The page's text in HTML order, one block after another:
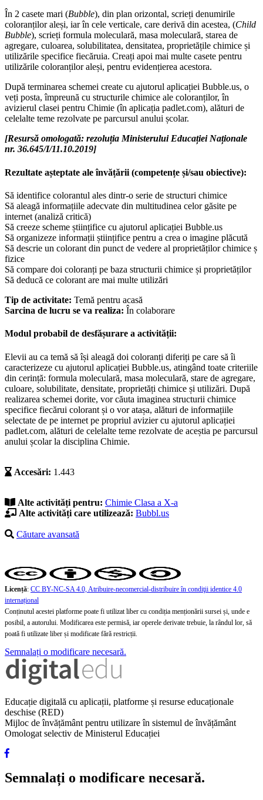
În 2 casete mari (Bubble), din plan orizontal, scrieți denumirile
coloranților aleși, iar în cele verticale, care derivă din acestea, (Child
Bubble), scrieți formula moleculară, masa moleculară, starea de
agregare, culoarea, solubilitatea, densitatea, proprietățile chimice și
utilizările specifice fiecăruia. Creați apoi mai multe casete pentru
utilizările coloranților aleși, pentru evidențierea acestora.
După terminarea schemei create cu ajutorul aplicației Bubble.us, o
veți posta, împreună cu structurile chimice ale coloranților, în
avizierul clasei pentru Chimie (în aplicația padlet.com), alături de
celelalte teme rezolvate pe parcursul anului școlar.
[Resursă omologată: rezoluția Ministerului Educației Naționale
nr. 36.645/I/11.10.2019]
Rezultate așteptate ale învățării (competențe și/sau obiective):
Să identifice colorantul ales dintr-o serie de structuri chimice
Să aleagă informațiile adecvate din multitudinea celor găsite pe
internet (analiză critică)
Să creeze scheme științifice cu ajutorul aplicației Bubble.us
Să organizeze informații științifice pentru a crea o imagine plăcută
Să descrie un colorant din punct de vedere al proprietăților chimice ș
fizice
Să compare doi coloranți pe baza structurii chimice și proprietăților
Să deducă ce colorant are mai multe utilizări
Tip de activitate: Temă pentru acasă
Sarcina de lucru se va realiza: În colaborare
Modul probabil de desfășurare a activității:
Elevii au ca temă să își aleagă doi coloranți diferiți pe care să îi
caracterizeze cu ajutorul aplicației Bubble.us, atingând toate criteriile
din cerință: formula moleculară, masa moleculară, stare de agregare,
culoare, solubilitate, densitate, proprietăți chimice și utilizări. După
realizarea schemei dorite, vor căuta imaginea structurii chimice
specifice fiecărui colorant și o vor atașa, alături de informațiile
selectate de pe internet pe propriul avizier cu ajutorul aplicației
padlet.com, alături de celelalte teme rezolvate de aceștia pe parcursul
anului școlar la disciplina Chimie.
Accesări: 1.443
Alte activități pentru: Chimie Clasa a X-a
Alte activități care utilizează: Bubbl.us
Căutare avansată
Licență: CC BY-NC-SA 4.0, Atribuire-necomercial-distribuire în condiţii identice 4.0
internațional
Conținutul acestei platforme poate fi utilizat liber cu condiția menționării sursei și, unde e
posibil, a autorului. Modificarea este permisă, iar operele derivate trebuie, la rândul lor, să
poată fi utilizate liber și modificate fără restricții.
Semnalați o modificare necesară.
Educație digitală cu aplicații, platforme și resurse educaționale
deschise (RED)
Mijloc de învățământ pentru utilizare în sistemul de învățământ
Omologat selectiv de Ministerul Educației
Semnalați o modificare necesară.